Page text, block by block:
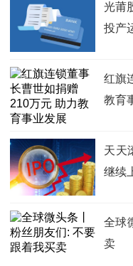
光莆
投产
红旗
教育
天天
继续
全球
卖